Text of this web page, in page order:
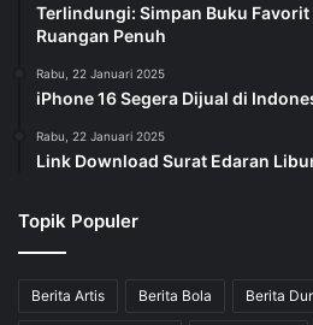
Terlindungi: Simpan Buku
Ruangan Penuh
Rabu, 22 Januari 2025
iPhone 16 Segera Dijual di
Rabu, 22 Januari 2025
Link Download Surat Edaran
Topik Populer
Berita Artis Berita Bola Berita